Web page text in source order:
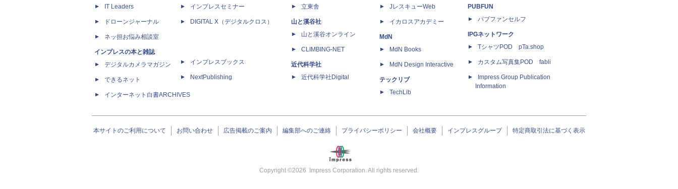
IT Leaders
ドローンジャーナル
ネッ担お悩み相談室
インプレスの本と雑誌
デジタルカメラマガジン
できるネット
インターネット白書ARCHIVES
インプレスセミナー
DIGITAL X（デジタルクロス）
インプレスブックス
NextPublishing
立東舎
山と溪谷社
山と溪谷オンライン
CLIMBING-NET
近代科学社
近代科学社Digital
JレスキューWeb
イカロスアカデミー
MdN
MdN Books
MdN Design Interactive
テックリブ
TechLib
PUBFUN
パブファンセルフ
IPGネットワーク
TシャツPOD pTa.shop
カスタム写真集POD fabli
Impress Group Publication
Information
本サイトのご利用について お問い合わせ 広告掲載のご案内 編集部へのご連絡 プライバシーポリシー 会社概要 インプレスグループ 特定商取引法に基づく表示
Copyright ©2026 Impress Corporation. All rights reserved.